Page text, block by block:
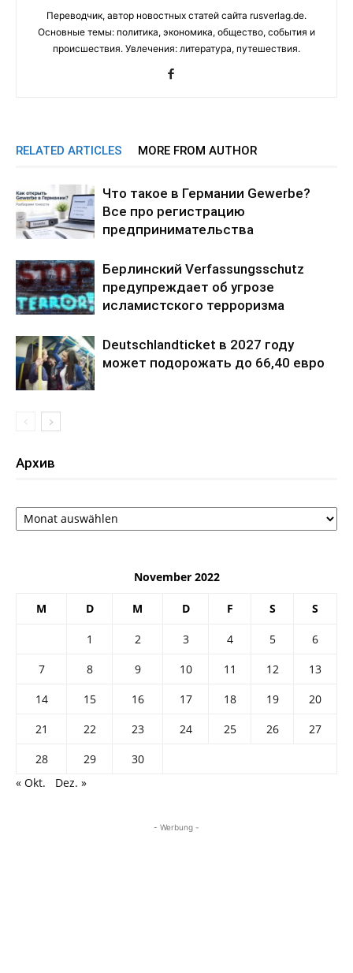
Переводчик, автор новостных статей сайта rusverlag.de.
Основные темы: политика, экономика, общество, события и
происшествия. Увлечения: литература, путешествия.
RELATED ARTICLES MORE FROM AUTHOR
Что такое в Германии Gewerbe?
Все про регистрацию
предпринимательства
Берлинский Verfassungsschutz
предупреждает об угрозе
исламистского терроризма
Deutschlandticket в 2027 году
может подорожать до 66,40 евро
Архив
Архив
November 2022
M D M D F S S
1 2 3 4 5
6
7
8 9 10 11 12
13
14
15 16 17 18 19
20
21
22 23 24 25 26
27
28
29
30
« Okt.
Dez. »
- Werbung -